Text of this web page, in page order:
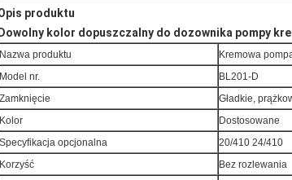
produktu
Dowolny kolor dopuszczalny do dozownika pompy
Nazwa produktu
Kremowa
Model nr.
BL201-D
Zamknięcie
Gładkie,
Kolor
Dostosowane
Specyfikacja opcjonalna
20/410 24/410
Korzyść
Bez rozlewania